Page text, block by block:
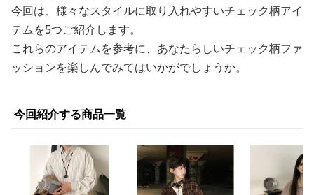
今回は、様々なスタイルに取り入れやすいチェック柄アイ
テムを5つご紹介します。
これらのアイテムを参考に、あなたらしいチェック柄ファ
ッションを楽しんでみてはいかがでしょうか。
今回紹介する商品一覧